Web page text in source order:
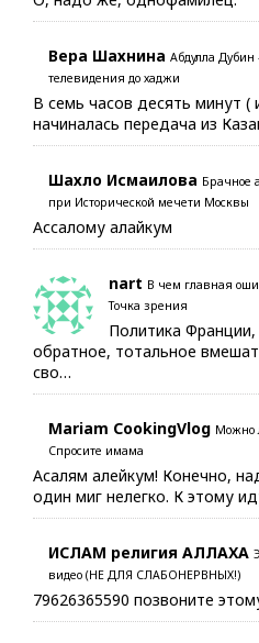
Вера Шахнина Абдулла Дубин
телевидения до хаджи
В семь часов десять минут (
начиналась передача из
Шахло Исмаилова Брачное
при Исторической мечети Москвы
Ассалому алайкум
nart В чем главная
Точка зрения
Политика Франции,
обратное, тотальное
сво…
Mariam CookingVlog Можно
Спросите имама
Асалям алейкум! Конечно,
один миг нелегко. К этому
ИСЛАМ религия АЛЛАХА
видео (НЕ ДЛЯ СЛАБОНЕРВНЫХ!)
79626365590 позвоните